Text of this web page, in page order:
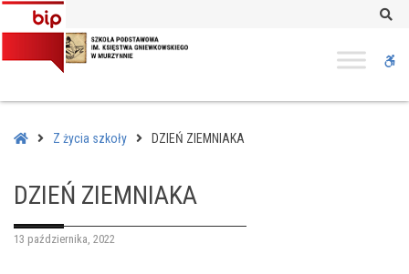
–
DZIEŃ
HomeZ życia szkoły DZIEŃ ZIEMNIAKA
DZIEŃ ZIEMNIAKA
13 października, 2022